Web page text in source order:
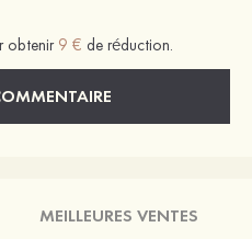
obtenir 9 € de réduction.
MEILLEURES VENTES